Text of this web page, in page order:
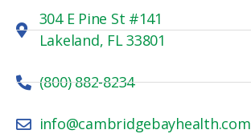
304 E Pine St #141
Lakeland, FL 33801
(800) 882-8234
info@cambridgebayhealth.com